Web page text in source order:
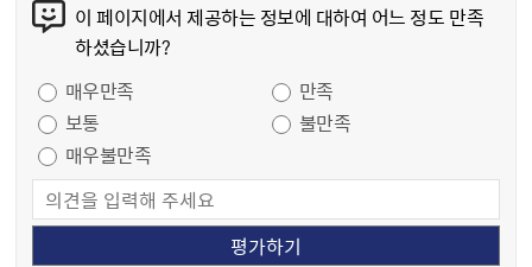
이 페이지에서 제공하는 정보에 대하여 어느 정도 만족
하셨습니까?
매우만족
만족
보통
불만족
매우불만족